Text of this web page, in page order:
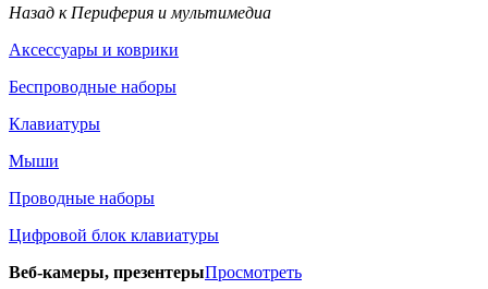
Назад к Периферия и мультимедиа
Аксессуары и коврики
Беспроводные наборы
Клавиатуры
Мыши
Проводные наборы
Цифровой блок клавиатуры
Веб-камеры, презентерыПросмотреть